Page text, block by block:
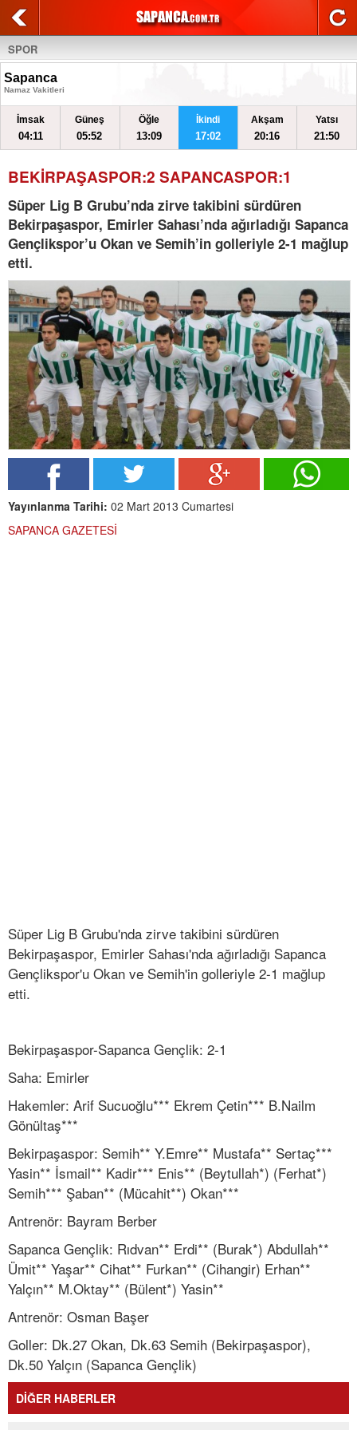
SPOR
Sapanca
Namaz Vakitleri
İmsak
04:11
Güneş
05:52
Öğle
13:09
İkindi
17:02
Akşam
20:16
Yatsı
21:50
BEKİRPAŞASPOR:2 SAPANCASPOR:1
Süper Lig B Grubu’nda zirve takibini sürdüren
Bekirpaşaspor, Emirler Sahası’nda ağırladığı Sapanca
Gençlikspor’u Okan ve Semih’in golleriyle 2-1 mağlup
etti.
Yayınlanma Tarihi: 02 Mart 2013 Cumartesi
SAPANCA GAZETESİ
Süper Lig B Grubu'nda zirve takibini sürdüren
Bekirpaşaspor, Emirler Sahası'nda ağırladığı Sapanca
Gençlikspor'u Okan ve Semih'in golleriyle 2-1 mağlup
etti.
Bekirpaşaspor-Sapanca Gençlik: 2-1
Saha: Emirler
Hakemler: Arif Sucuoğlu*** Ekrem Çetin*** B.Nailm
Gönültaş***
Bekirpaşaspor: Semih** Y.Emre** Mustafa** Sertaç***
Yasin** İsmail** Kadir*** Enis** (Beytullah*) (Ferhat*)
Semih*** Şaban** (Mücahit**) Okan***
Antrenör: Bayram Berber
Sapanca Gençlik: Rıdvan** Erdi** (Burak*) Abdullah**
Ümit** Yaşar** Cihat** Furkan** (Cihangir) Erhan**
Yalçın** M.Oktay** (Bülent*) Yasin**
Antrenör: Osman Başer
Goller: Dk.27 Okan, Dk.63 Semih (Bekirpaşaspor),
Dk.50 Yalçın (Sapanca Gençlik)
DİĞER HABERLER